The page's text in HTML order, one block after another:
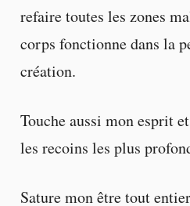
refaire toutes les zones
corps fonctionne dans la
création.
Touche aussi mon esprit
les recoins les plus
Sature mon être tout